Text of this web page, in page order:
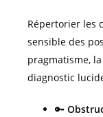
Répertorier les
sensible des
pragmatisme,
diagnostic
🔑